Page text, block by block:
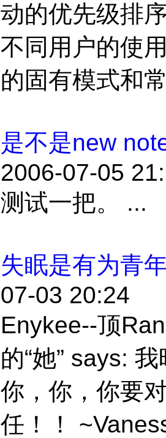
动的优先级排
不同用户的使
的固有模式和
是不是new
2006-07-05
测试一把。 ...
失眠是有为青
07-03 20:24
Enykee--顶
的“她” says:
你，你，你要
任！！